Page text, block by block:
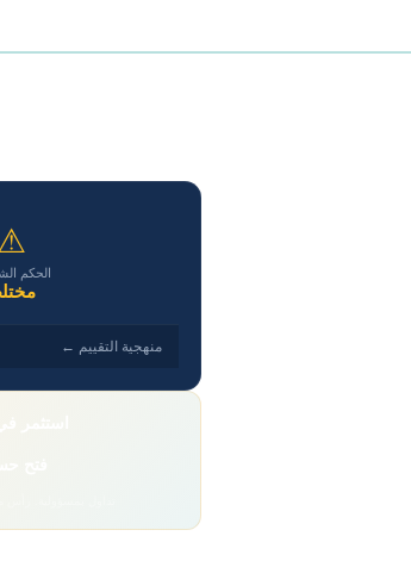
الحكم
منهجية التقييم ←